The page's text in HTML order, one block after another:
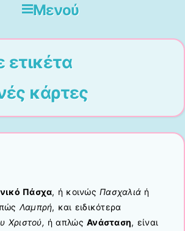
Μενού
κάρτες
Πάσχα, ή κοινώςΠασχαλιά ή
Λαμπρή, και ειδικότερα
Χριστού, ή απλώςΑνάσταση, είναι